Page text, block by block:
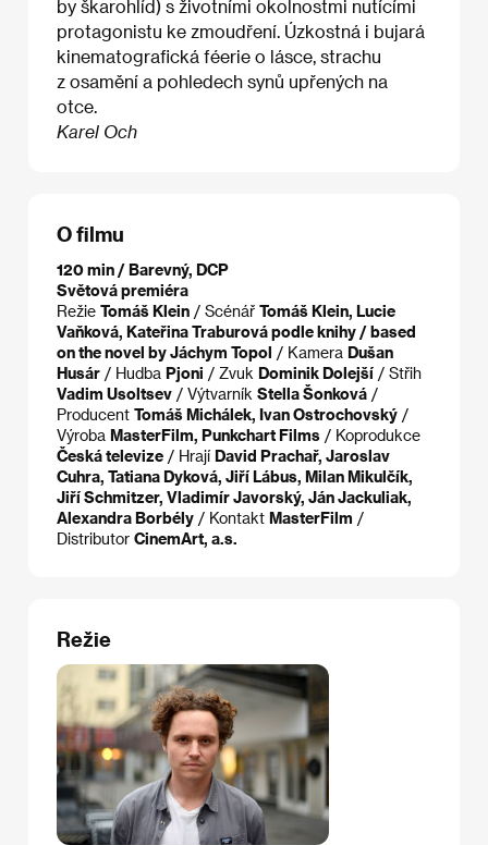
by škarohlíd) s životními okolnostmi nutícími
protagonistu ke zmoudření. Úzkostná i bujará
kinematografická féerie o lásce, strachu
z osamění a pohledech synů upřených na
otce.
Karel Och
O filmu
120 min / Barevný, DCP
Světová premiéra
Režie Tomáš Klein / Scénář Tomáš Klein, Lucie
Vaňková, Kateřina Traburová podle knihy / based
on the novel by Jáchym Topol / Kamera Dušan
Husár / Hudba Pjoni / Zvuk Dominik Dolejší / Střih
Vadim Usoltsev / Výtvarník Stella Šonková /
Producent Tomáš Michálek, Ivan Ostrochovský /
Výroba MasterFilm, Punkchart Films / Koprodukce
Česká televize / Hrají David Prachař, Jaroslav
Cuhra, Tatiana Dyková, Jiří Lábus, Milan Mikulčík,
Jiří Schmitzer, Vladimír Javorský, Ján Jackuliak,
Alexandra Borbély / Kontakt MasterFilm /
Distributor CinemArt, a.s.
Režie